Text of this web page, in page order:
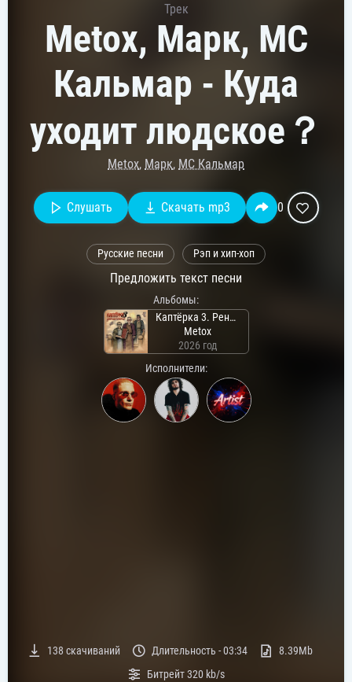
Трек
Metox, Марк, MC
Кальмар - Куда
уходит людское？
Metox, Марк, MC Кальмар
Слушать Скачать mp3 0
Русские песни Рэп и хип-хоп
Предложить текст песни
Альбомы:
Каптёрка 3. Ренессанс
Metox
2026 год
Исполнители:
138 скачиваний Длительность -03:34
8.39Mb
Битрейт320 kb/s